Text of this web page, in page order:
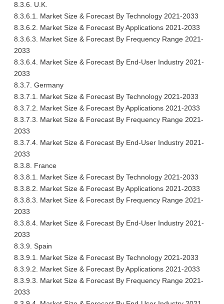
8.3.6. U.K.
8.3.6.1. Market Size & Forecast By Technology 2021-2033
8.3.6.2. Market Size & Forecast By Applications 2021-2033
8.3.6.3. Market Size & Forecast By Frequency Range 2021-
2033
8.3.6.4. Market Size & Forecast By End-User Industry 2021-
2033
8.3.7. Germany
8.3.7.1. Market Size & Forecast By Technology 2021-2033
8.3.7.2. Market Size & Forecast By Applications 2021-2033
8.3.7.3. Market Size & Forecast By Frequency Range 2021-
2033
8.3.7.4. Market Size & Forecast By End-User Industry 2021-
2033
8.3.8. France
8.3.8.1. Market Size & Forecast By Technology 2021-2033
8.3.8.2. Market Size & Forecast By Applications 2021-2033
8.3.8.3. Market Size & Forecast By Frequency Range 2021-
2033
8.3.8.4. Market Size & Forecast By End-User Industry 2021-
2033
8.3.9. Spain
8.3.9.1. Market Size & Forecast By Technology 2021-2033
8.3.9.2. Market Size & Forecast By Applications 2021-2033
8.3.9.3. Market Size & Forecast By Frequency Range 2021-
2033